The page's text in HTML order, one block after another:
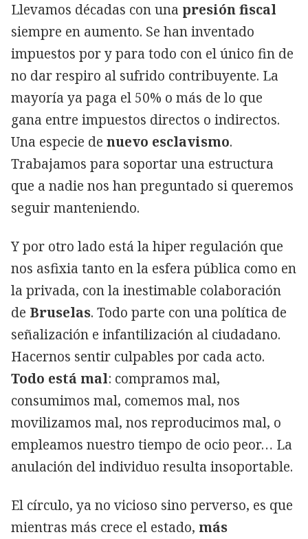
Llevamos décadas con una presión fiscal
siempre en aumento. Se han inventado
impuestos por y para todo con el único fin de
no dar respiro al sufrido contribuyente. La
mayoría ya paga el 50% o más de lo que
gana entre impuestos directos o indirectos.
Una especie de nuevo esclavismo.
Trabajamos para soportar una estructura
que a nadie nos han preguntado si queremos
seguir manteniendo.
Y por otro lado está la hiper regulación que
nos asfixia tanto en la esfera pública como en
la privada, con la inestimable colaboración
de Bruselas. Todo parte con una política de
señalización e infantilización al ciudadano.
Hacernos sentir culpables por cada acto.
Todo está mal: compramos mal,
consumimos mal, comemos mal, nos
movilizamos mal, nos reproducimos mal, o
empleamos nuestro tiempo de ocio peor… La
anulación del individuo resulta insoportable.
El círculo, ya no vicioso sino perverso, es que
mientras más crece el estado, más